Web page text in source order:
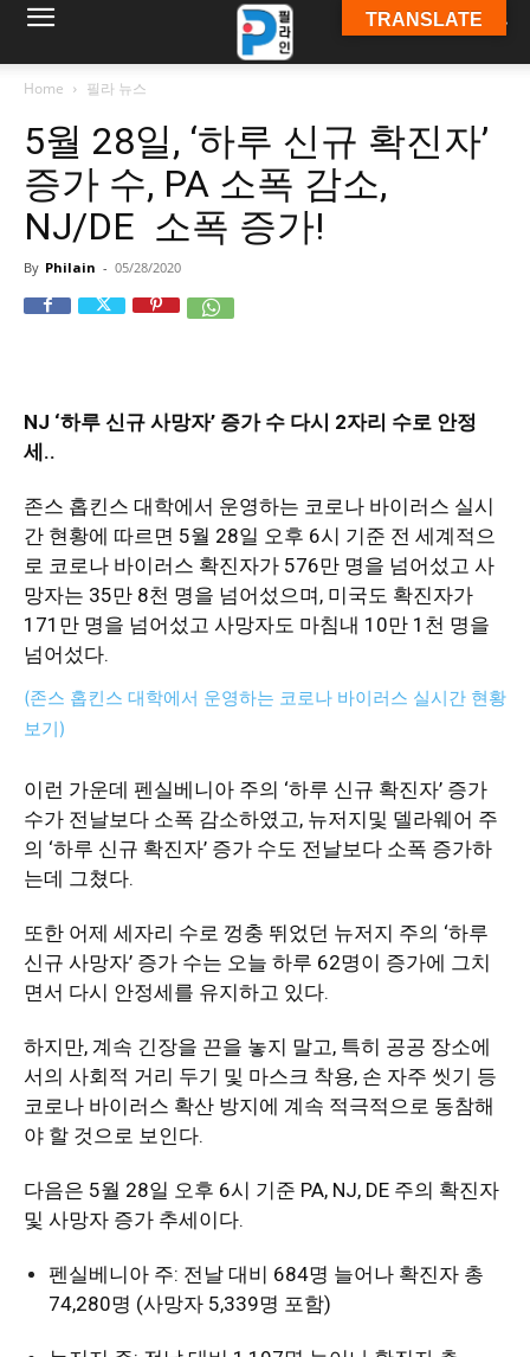
Home 필라 뉴스
5월 28일, ‘하루 신규 확진자’
증가 수, PA 소폭 감소,
NJ/DE 소폭 증가!
By Philain - 05/28/2020
NJ ‘하루 신규 사망자’ 증가 수 다시 2자리 수로 안정
세..
존스 홉킨스 대학에서 운영하는 코로나 바이러스 실시
간 현황에 따르면 5월 28일 오후 6시 기준 전 세계적으
로 코로나 바이러스 확진자가 576만 명을 넘어섰고 사
망자는 35만 8천 명을 넘어섰으며, 미국도 확진자가
171만 명을 넘어섰고 사망자도 마침내 10만 1천 명을
넘어섰다.
(존스 홉킨스 대학에서 운영하는 코로나 바이러스 실시간 현황
보기)
이런 가운데 펜실베니아 주의 ‘하루 신규 확진자’ 증가
수가 전날보다 소폭 감소하였고, 뉴저지및 델라웨어 주
의 ‘하루 신규 확진자’ 증가 수도 전날보다 소폭 증가하
는데 그쳤다.
또한 어제 세자리 수로 껑충 뛰었던 뉴저지 주의 ‘하루
신규 사망자’ 증가 수는 오늘 하루 62명이 증가에 그치
면서 다시 안정세를 유지하고 있다.
하지만, 계속 긴장을 끈을 놓지 말고, 특히 공공 장소에
서의 사회적 거리 두기 및 마스크 착용, 손 자주 씻기 등
코로나 바이러스 확산 방지에 계속 적극적으로 동참해
야 할 것으로 보인다.
다음은 5월 28일 오후 6시 기준 PA, NJ, DE 주의 확진자
및 사망자 증가 추세이다.
펜실베니아 주: 전날 대비 684명 늘어나 확진자 총
74,280명 (사망자 5,339명 포함)
TRANSLATE